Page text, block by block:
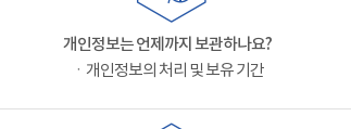
개인정보는 언제까지 보관하나요?
ㆍ개인정보의 처리 및 보유 기간